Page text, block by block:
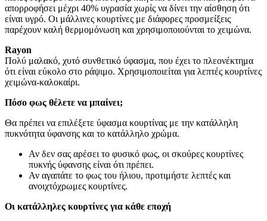
απορροφήσει μέχρι 40% υγρασία χωρίς να δίνει την αίσθηση ότι
είναι υγρό. Οι μάλλινες κουρ­τίνες με διάφορες προσμείξεις
παρέχουν καλή θερμομόνωση και χρησιμοποιούνται το χειμώνα.
Rayon
Πολύ μαλακό, χυτό συνθετικό ύφασμα, που έχει το πλεονέκτημα
ότι είναι εύκολο στο ράψιμο. Χρησιμοποιείται για λεπτές κουρτίνες
χειμώνα-καλοκαίρι.
Πόσο φως θέλετε να μπαίνει;
Θα πρέπει να επιλέξετε ύφασμα κουρτίνας με την κατάλληλη
πυκνότητα ύφανσης και το κατάλληλο χρώμα.
Αν δεν σας αρέσει το φυσικό φως, οι σκούρες κουρτίνες
πυκνής ύφανσης είναι ότι πρέπει.
Αν αγαπάτε το φως του ήλιου, προτιμήστε λεπτές και
ανοιχτόχρωμες κουρτίνες.
Οι κατάλληλες κουρτίνες για κάθε εποχή